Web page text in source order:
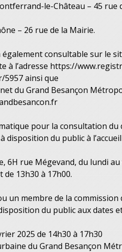
le-Château – 45 rue
– 26 rue de la Mairie.
également consultable sur le
à l’adresse https://
5957 ainsi que
du Grand Besançon
pour la consultation du
disposition du public à
6H rue Mégevand, du lundi au
de 13h30 à 17h00.
un membre de la commission
du public aux dates
2025 de 14h30 à 17h30
du Grand Besançon